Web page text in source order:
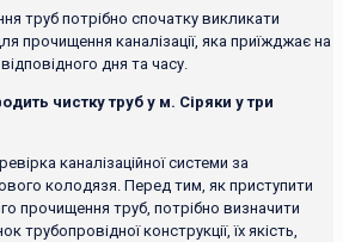
труб потрібно спочатку викликати
прочищення каналізації, яка приїжджає на
дня та часу.
чистку труб у м. Сіряки у три
каналізаційної системи за
колодязя. Перед тим, як приступити
прочищення труб, потрібно визначити
трубопровідної конструкції, їх якість,